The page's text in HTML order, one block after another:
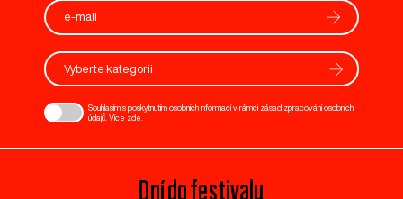
Vyberte kategorii
Souhlasím s poskytnutím osobních informací v rámci zásad zpracování osobních
údajů. Více zde
Dní do festivalu